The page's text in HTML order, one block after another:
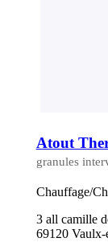
Atout
granules
Chauffage/
3 all camille
69120 Vaulx-